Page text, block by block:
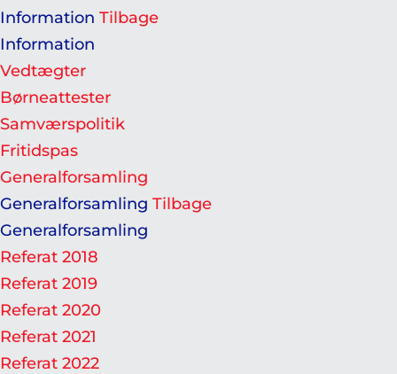
Information Tilbage
Information
Vedtægter
Børneattester
Samværspolitik
Fritidspas
Generalforsamling
Generalforsamling Tilbage
Generalforsamling
Referat 2018
Referat 2019
Referat 2020
Referat 2021
Referat 2022